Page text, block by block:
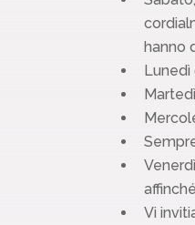
hanno
Lunedì
Vi